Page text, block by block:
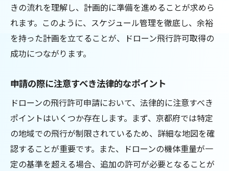
文化財保護とドローンの関係性
景観維持のための具体的な規制内容
住民参加による保護活動の事例
過去の違反事例から学ぶ教訓
観光産業と調和した規制運用
ドローン利用者が直面する京都特有の法律上の
課題
夜間飛行に関する法律的制約
飛行エリアの許可と現実のギャップ
きの流れを理解し、計画的に準備を進めることが求めら
れます。このように、スケジュール管理を徹底し、余裕
を持った計画を立てることが、ドローン飛行許可取得の
成功につながります。
申請の際に注意すべき法律的なポイント
ドローンの飛行許可申請において、法律的に注意すべき
ポイントはいくつか存在します。まず、京都府では特定
の地域での飛行が制限されているため、詳細な地図を確
認することが重要です。また、ドローンの機体重量が一
定の基準を超える場合、追加の許可が必要となることが